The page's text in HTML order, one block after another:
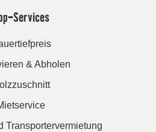
Services
& Abholen
Transportervermietung